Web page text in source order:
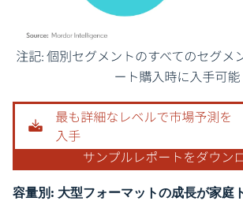
画像 © Mordor Intelligence。再利用にはCC BY 4.0の
容量別: 大型フォーマットの成長が家庭